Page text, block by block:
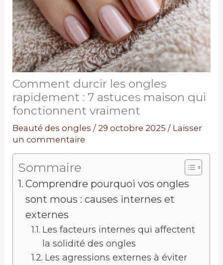
Comment durcir les ongles
rapidement : 7 astuces maison qui
fonctionnent vraiment
Beauté des ongles /29 octobre 2025/ Laisser
un commentaire
Sommaire
Comprendre pourquoi vos ongles
sont mous : causes internes et
externes
Les facteurs internes qui affectent
la solidité des ongles
Les agressions externes à éviter